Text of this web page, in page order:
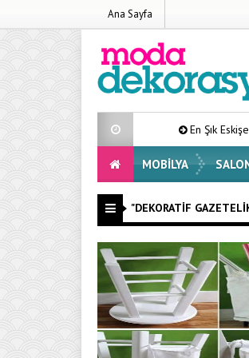
Ana Sayfa
En Şık Eskişehir
MOBILYA
"DEKORATIF